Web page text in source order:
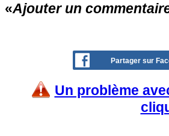
«Ajouter un
Partager sur
Un problème